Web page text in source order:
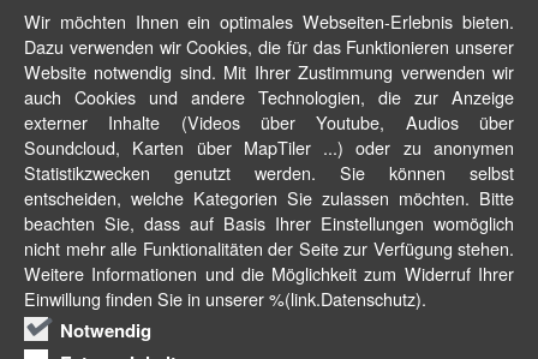
Wir möchten Ihnen ein optimales Webseiten-Erlebnis bieten.
Dazu verwenden wir Cookies, die für das Funktionieren unserer
Website notwendig sind. Mit Ihrer Zustimmung verwenden wir
auch Cookies und andere Technologien, die zur Anzeige
externer Inhalte (Videos über Youtube, Audios über
Soundcloud, Karten über MapTiler ...) oder zu anonymen
Statistikzwecken genutzt werden. Sie können selbst
entscheiden, welche Kategorien Sie zulassen möchten. Bitte
beachten Sie, dass auf Basis Ihrer Einstellungen womöglich
nicht mehr alle Funktionalitäten der Seite zur Verfügung stehen.
Weitere Informationen und die Möglichkeit zum Widerruf Ihrer
Einwillung finden Sie in unserer %(link.Datenschutz).
Notwendig